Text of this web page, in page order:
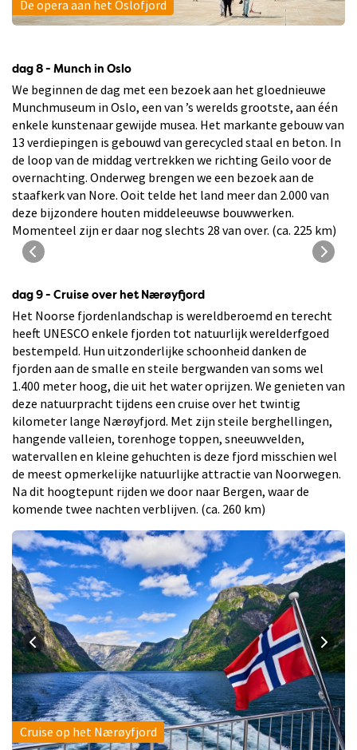
De opera aan het Oslofjord
dag 8 - Munch in Oslo
We beginnen de dag met een bezoek aan het gloednieuwe
Munchmuseum in Oslo, een van ’s werelds grootste, aan één
enkele kunstenaar gewijde musea. Het markante gebouw van
13 verdiepingen is gebouwd van gerecycled staal en beton. In
de loop van de middag vertrekken we richting Geilo voor de
overnachting. Onderweg brengen we een bezoek aan de
staafkerk van Nore. Ooit telde het land meer dan 2.000 van
deze bijzondere houten middeleeuwse bouwwerken.
Momenteel zijn er daar nog slechts 28 van over. (ca. 225 km)
Het Munch Museet in Oslo
dag 9 - Cruise over het Nærøyfjord
Het Noorse fjordenlandschap is wereldberoemd en terecht
heeft UNESCO enkele fjorden tot natuurlijk werelderfgoed
bestempeld. Hun uitzonderlijke schoonheid danken de
fjorden aan de smalle en steile bergwanden van soms wel
1.400 meter hoog, die uit het water oprijzen. We genieten van
deze natuurpracht tijdens een cruise over het twintig
kilometer lange Nærøyfjord. Met zijn steile berghellingen,
hangende valleien, torenhoge toppen, sneeuwvelden,
watervallen en kleine gehuchten is deze fjord misschien wel
de meest opmerkelijke natuurlijke attractie van Noorwegen.
Na dit hoogtepunt rijden we door naar Bergen, waar de
komende twee nachten verblijven. (ca. 260 km)
Cruise op het Nærøyfjord